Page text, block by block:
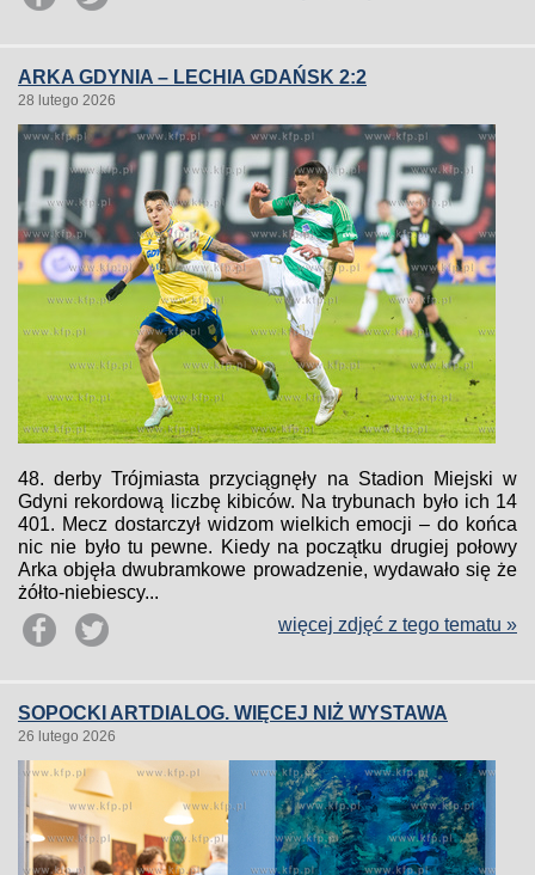
ARKA GDYNIA – LECHIA GDAŃSK 2:2
28 lutego 2026
48. derby Trójmiasta przyciągnęły na Stadion Miejski w
Gdyni rekordową liczbę kibiców. Na trybunach było ich 14
401. Mecz dostarczył widzom wielkich emocji – do końca
nic nie było tu pewne. Kiedy na początku drugiej połowy
Arka objęła dwubramkowe prowadzenie, wydawało się że
żółto-niebiescy...
więcej zdjęć z tego tematu »
SOPOCKI ARTDIALOG. WIĘCEJ NIŻ WYSTAWA
26 lutego 2026